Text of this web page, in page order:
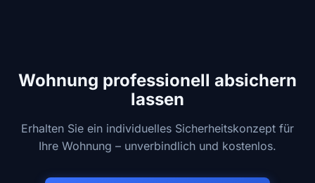
Wohnung professionell absichern
lassen
Erhalten Sie ein individuelles Sicherheitskonzept für
Ihre Wohnung – unverbindlich und kostenlos.